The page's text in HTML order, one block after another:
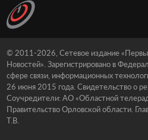
© 2011-2026, Сетевое издание
Новостей». Зарегистрировано в
сфере связи, информационных
26 июня 2015 года. Свидетельство о
Соучредители: АО «Областной
Правительство Орловской области.
Т.В.